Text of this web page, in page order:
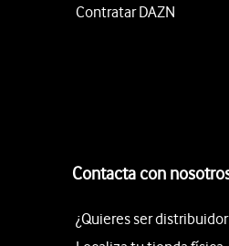
Contratar DAZN
Contacta con
¿Quieres ser